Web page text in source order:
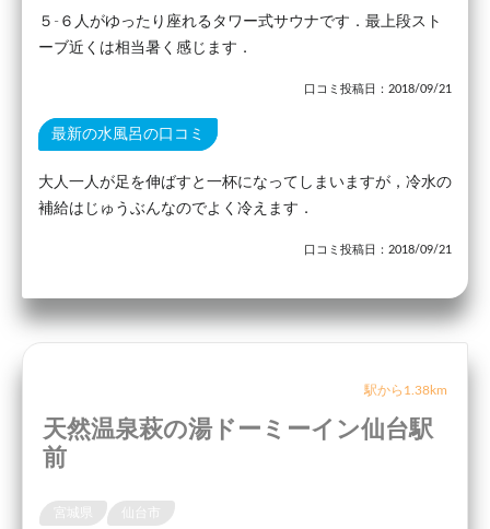
５-６人がゆったり座れるタワー式サウナです．最上段スト
ーブ近くは相当暑く感じます．
口コミ投稿日：2018/09/21
最新の水風呂の口コミ
大人一人が足を伸ばすと一杯になってしまいますが，冷水の
補給はじゅうぶんなのでよく冷えます．
口コミ投稿日：2018/09/21
駅から1.38km
天然温泉萩の湯ドーミーイン仙台駅
前